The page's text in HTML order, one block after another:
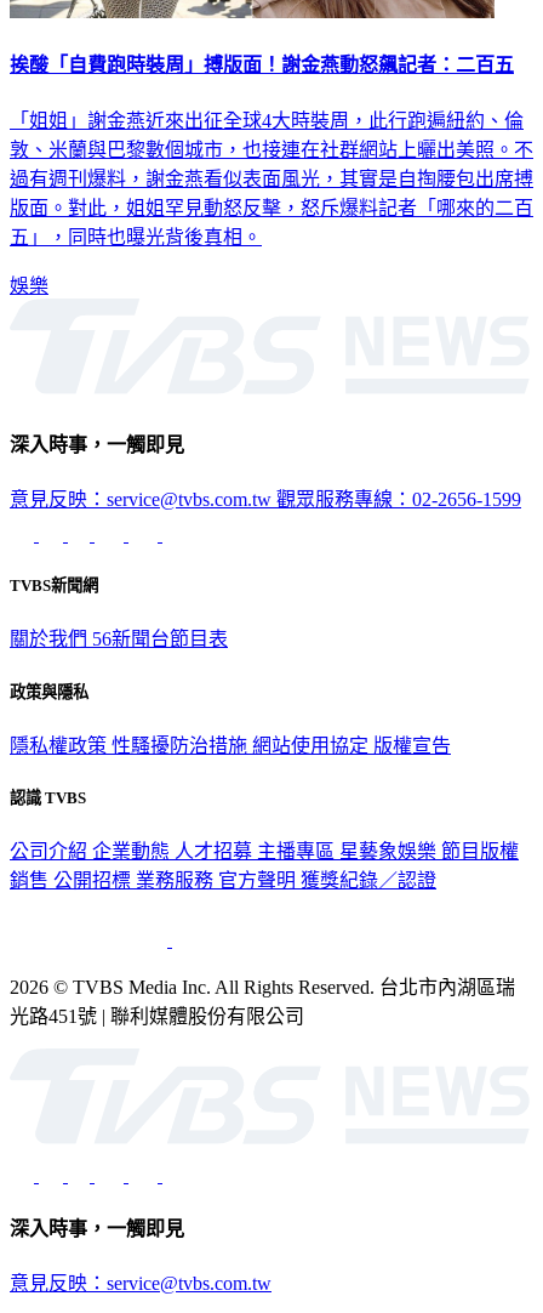
挨酸「自費跑時裝周」搏版面！謝金燕動怒飆記者：二百五
「姐姐」謝金燕近來出征全球4大時裝周，此行跑遍紐約、倫
敦、米蘭與巴黎數個城市，也接連在社群網站上曬出美照。不
過有週刊爆料，謝金燕看似表面風光，其實是自掏腰包出席搏
版面。對此，姐姐罕見動怒反擊，怒斥爆料記者「哪來的二百
五」，同時也曝光背後真相。
娛樂
深入時事，一觸即見
意見反映：service@tvbs.com.tw 觀眾服務專線：02-2656-1599
TVBS新聞網
關於我們 56新聞台節目表
政策與隱私
隱私權政策 性騷擾防治措施 網站使用協定 版權宣告
認識 TVBS
公司介紹 企業動態 人才招募 主播專區 星藝象娛樂 節目版權
銷售 公開招標 業務服務 官方聲明 獲獎紀錄／認證
2026 © TVBS Media Inc. All Rights Reserved. 台北市內湖區瑞
光路451號 | 聯利媒體股份有限公司
深入時事，一觸即見
意見反映：service@tvbs.com.tw